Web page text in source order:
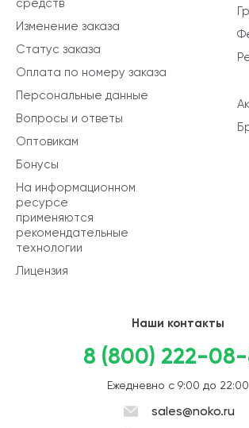
средств
Изменение заказа
Статус заказа
Оплата по номеру заказа
Персональные данные
Вопросы и ответы
Оптовикам
Бонусы
На информационном
ресурсе
применяются
рекомендательные
технологии
Лицензия
Наши контакты
8 (800) 222-
Ежедневно с 9:00 до 22:00
sales@noko.ru